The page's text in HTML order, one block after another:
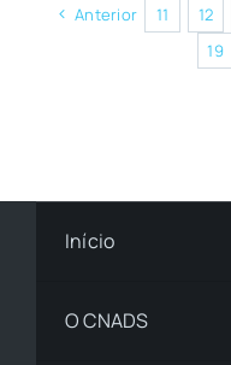
Anterior 11 12
19
Início
O CNADS